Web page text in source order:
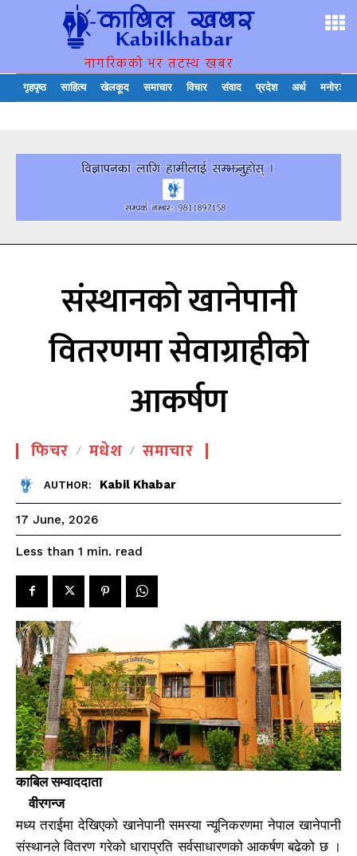
नागरिकको भर तटस्थ खबर
गृहपृष्ठ साहित्य खेलकूद समाचार विचार संवाद प्रदेश अर्थ मनोरञ्जन
संस्थानको खानेपानी
वितरणमा सेवाग्राहीको
आकर्षण
फिचर मधेश समाचार
AUTHOR: Kabil Khabar
17 June, 2026
Less than 1 min. read
काबिल सम्वाददाता
वीरगन्ज
मध्य तराईमा देखिएको खानेपानी समस्या न्यूनिकरणमा नेपाल खानेपानी
संस्थानले वितरण गरेको धाराप्रति सर्वसाधारणको आकर्षण बढेको छ ।